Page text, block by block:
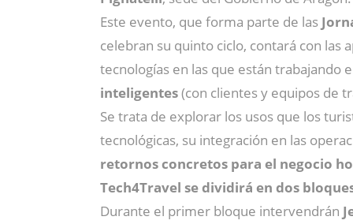
Este evento, que forma parte de las
celebran su quinto ciclo, contará con
tecnologías en las que están trabajando
inteligentes(con clientes y equipos de
Se trata de explorar los usos que los
tecnológicas, su integración en las
retornos concretos para el negocio
Tech4Travel se dividirá en dos
Durante el primer bloque intervendrán